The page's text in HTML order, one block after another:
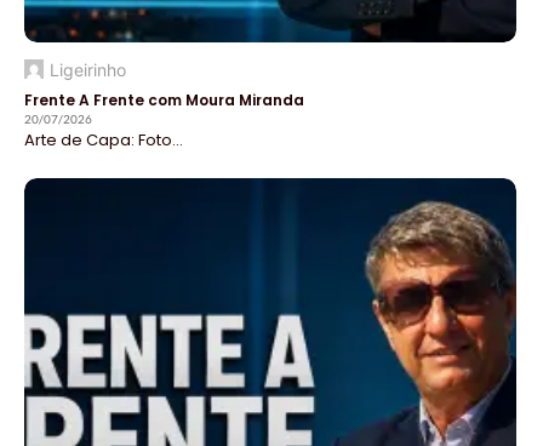
Ligeirinho
Frente A Frente com Moura Miranda
20/07/2026
Arte de Capa: Foto...